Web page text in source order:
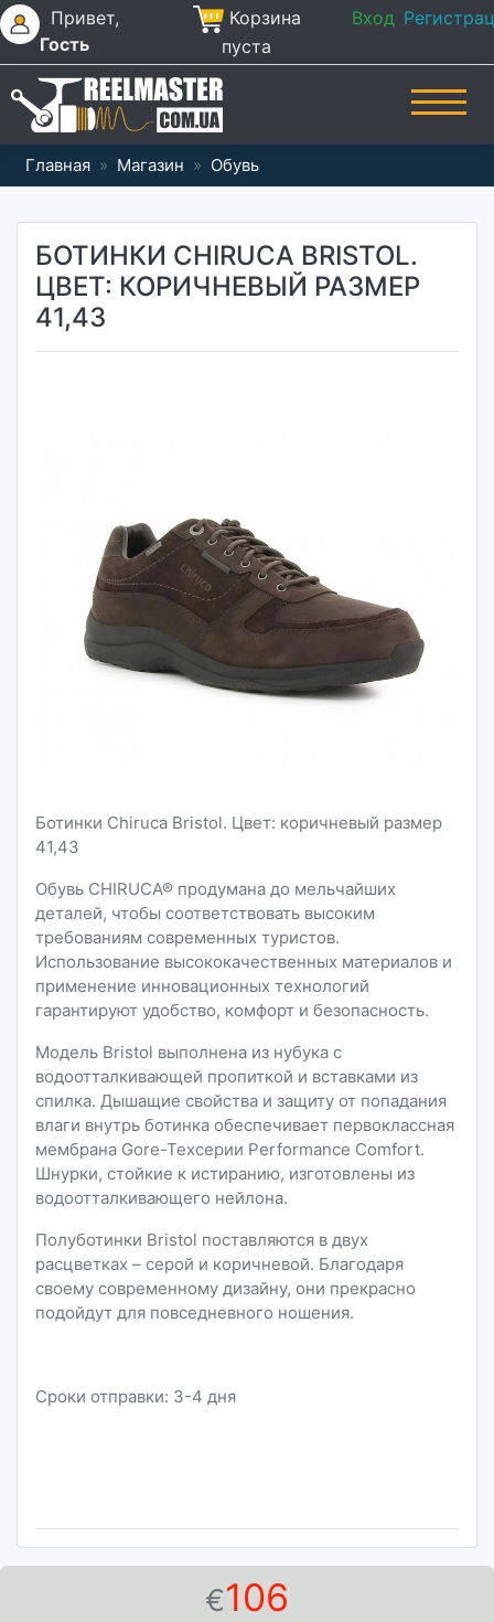
Привет,
Гость
Корзина
пуста
Вход
Главная » Магазин » Обувь
€106
БОТИНКИ CHIRUCA BRISTOL.
ЦВЕТ: КОРИЧНЕВЫЙ РАЗМЕР
41,43
Ботинки Chiruca Bristol. Цвет: коричневый размер
41,43
Обувь CHIRUCA® продумана до мельчайших
деталей, чтобы соответствовать высоким
требованиям современных туристов.
Использование высококачественных материалов и
применение инновационных технологий
гарантируют удобство, комфорт и безопасность.
Модель Bristol выполнена из нубука с
водоотталкивающей пропиткой и вставками из
спилка. Дышащие свойства и защиту от попадания
влаги внутрь ботинка обеспечивает первоклассная
мембрана Gore-Texсерии Performance Comfort.
Шнурки, стойкие к истиранию, изготовлены из
водоотталкивающего нейлона.
Полуботинки Bristol поставляются в двух
расцветках – серой и коричневой. Благодаря
своему современному дизайну, они прекрасно
подойдут для повседневного ношения.
Сроки отправки: 3-4 дня